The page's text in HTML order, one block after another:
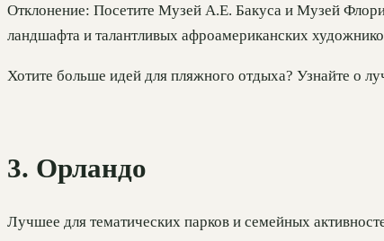
Отклонение: Посетите Музей А.Е. Бакуса и Музей
ландшафта и талантливых афроамериканских
Хотите больше идей для пляжного отдыха? Узнайте о
3. Орландо
Лучшее для тематических парков и семейных